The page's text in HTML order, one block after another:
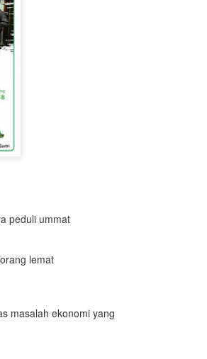
peduli ummat
lemat
masalah ekonomi yang